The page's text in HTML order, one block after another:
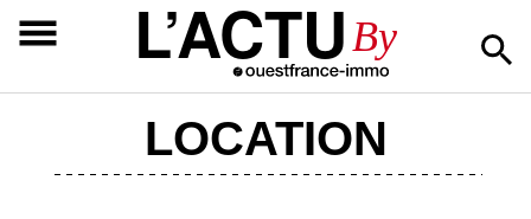
L’ACTUBy
LOCATION